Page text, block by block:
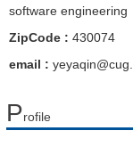
software engineering
ZipCode : 430074
email :
Profile